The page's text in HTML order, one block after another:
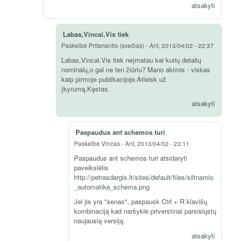
atsakyti
Labas,Vincai.Vis tiek
Paskelbė Pritariantis (svečias) -Ant, 2013/04/02 - 22:37
Labas,Vincai.Vis tiek neįmatau kai kurių detalių
nominalų,o gal ne ten žiūriu? Mano akimis - viskas
kaip pirmoje publikacijoje.Atleisk už
įkyrumą.Kęstas.
atsakyti
Paspaudus ant schemos turi
Paskelbė Vincas-Ant, 2013/04/02 - 23:11
Paspaudus ant schemos turi atsidaryti
paveikslėlis
http://petrasdargis.lt/sites/default/files/siltnamio
_automatika_schema.png
Jei jis yra "senas", paspausk Ctrl + R klavišų
kombinaciją kad naršyklė priverstinai parsisiųstų
naujausią versiją.
atsakyti